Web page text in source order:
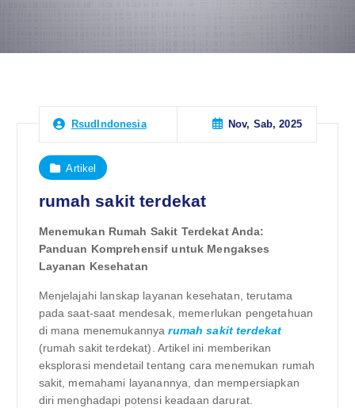
RsudIndonesia Nov, Sab, 2025
Artikel
rumah sakit terdekat
Menemukan Rumah Sakit Terdekat Anda:
Panduan Komprehensif untuk Mengakses
Layanan Kesehatan
Menjelajahi lanskap layanan kesehatan, terutama
pada saat-saat mendesak, memerlukan pengetahuan
di mana menemukannyarumah sakit terdekat
(rumah sakit terdekat). Artikel ini memberikan
eksplorasi mendetail tentang cara menemukan rumah
sakit, memahami layanannya, dan mempersiapkan
diri menghadapi potensi keadaan darurat.